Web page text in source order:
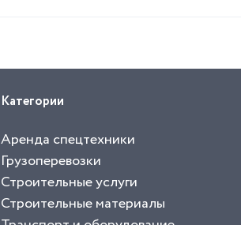
Категории
Аренда спецтехники
Грузоперевозки
Строительные услуги
Строительные материалы